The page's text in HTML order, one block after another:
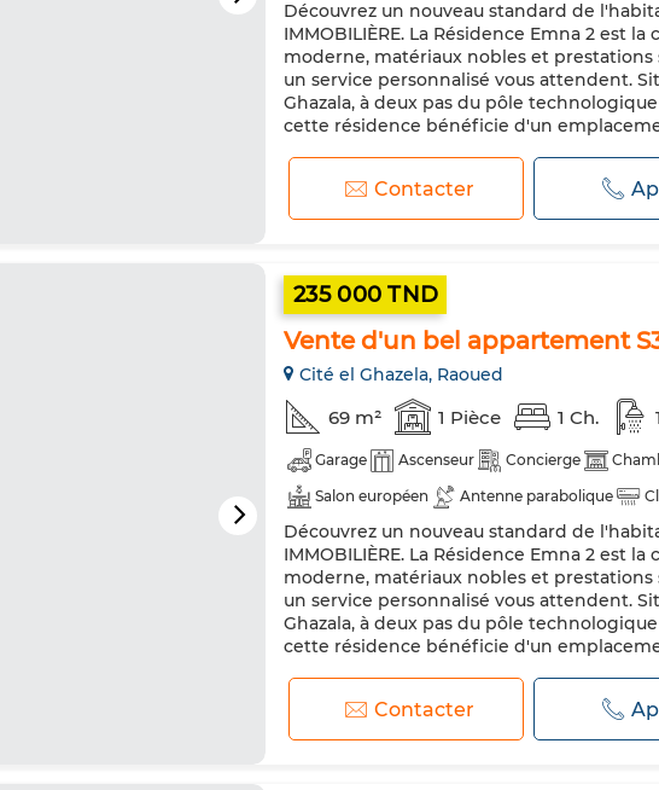
Double vitrage
Porte blindée Cuisine
Découvrez un nouveau standard de
IMMOBILIÈRE. La Résidence Emna 2 est
moderne, matériaux nobles et
un service personnalisé vous attendent.
Ghazala, à deux pas du pôle
cette résidence bénéficie d'un
Contacter
235 000 TND
Vente d'un bel appartement
Cité el Ghazela, Raoued
69 m² 1 Pièce 1 Ch.
Garage Ascenseur Concierge
Salon européen
Antenne parabolique
Double vitrage
Porte blindée Cuisine
Découvrez un nouveau standard de
IMMOBILIÈRE. La Résidence Emna 2 est
moderne, matériaux nobles et
un service personnalisé vous attendent.
Ghazala, à deux pas du pôle
cette résidence bénéficie d'un
Contacter